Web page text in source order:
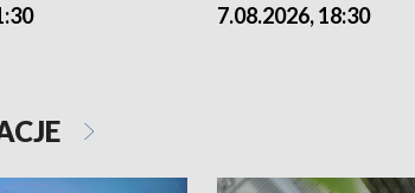
7.08.2026, 18:30